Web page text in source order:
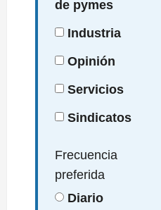
de pymes
Industria
Opinión
Servicios
Sindicatos
Frecuencia
preferida
Diario